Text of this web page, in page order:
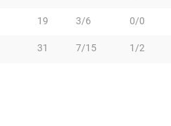
19 3/6 0/0
31 7/15 1/2